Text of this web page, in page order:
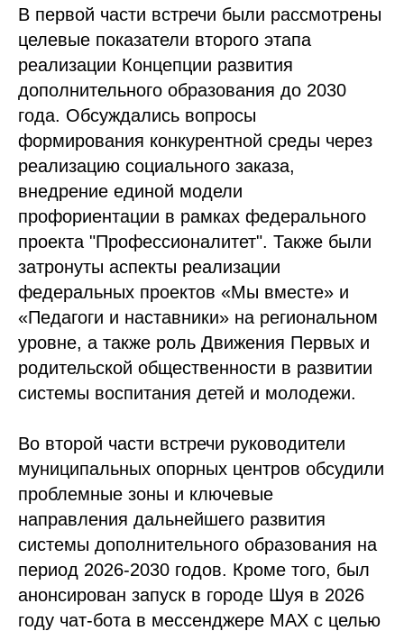
В первой части встречи были рассмотрены
целевые показатели второго этапа
реализации Концепции развития
дополнительного образования до 2030
года. Обсуждались вопросы
формирования конкурентной среды через
реализацию социального заказа,
внедрение единой модели
профориентации в рамках федерального
проекта "Профессионалитет". Также были
затронуты аспекты реализации
федеральных проектов «Мы вместе» и
«Педагоги и наставники» на региональном
уровне, а также роль Движения Первых и
родительской общественности в развитии
системы воспитания детей и молодежи.
Во второй части встречи руководители
муниципальных опорных центров обсудили
проблемные зоны и ключевые
направления дальнейшего развития
системы дополнительного образования на
период 2026-2030 годов. Кроме того, был
анонсирован запуск в городе Шуя в 2026
году чат-бота в мессенджере МАХ с целью